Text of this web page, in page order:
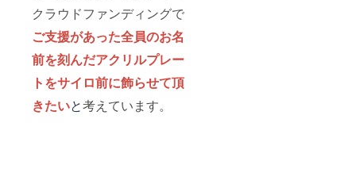
クラウドファンディングで
ご支援があった全員のお名
前を刻んだアクリルプレー
トをサイロ前に飾らせて頂
きたいと考えています。